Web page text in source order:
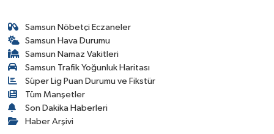
Samsun Nöbetçi Eczaneler
Samsun Hava Durumu
Samsun Namaz Vakitleri
Samsun Trafik Yoğunluk Haritası
Süper Lig Puan Durumu ve Fikstür
Tüm Manşetler
Son Dakika Haberleri
Haber Arşivi